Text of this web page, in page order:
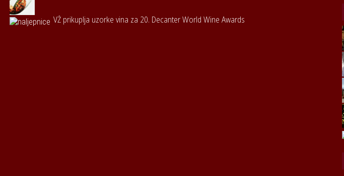
VŽ prikuplja uzorke vina za 20. Decanter World Wine Awards